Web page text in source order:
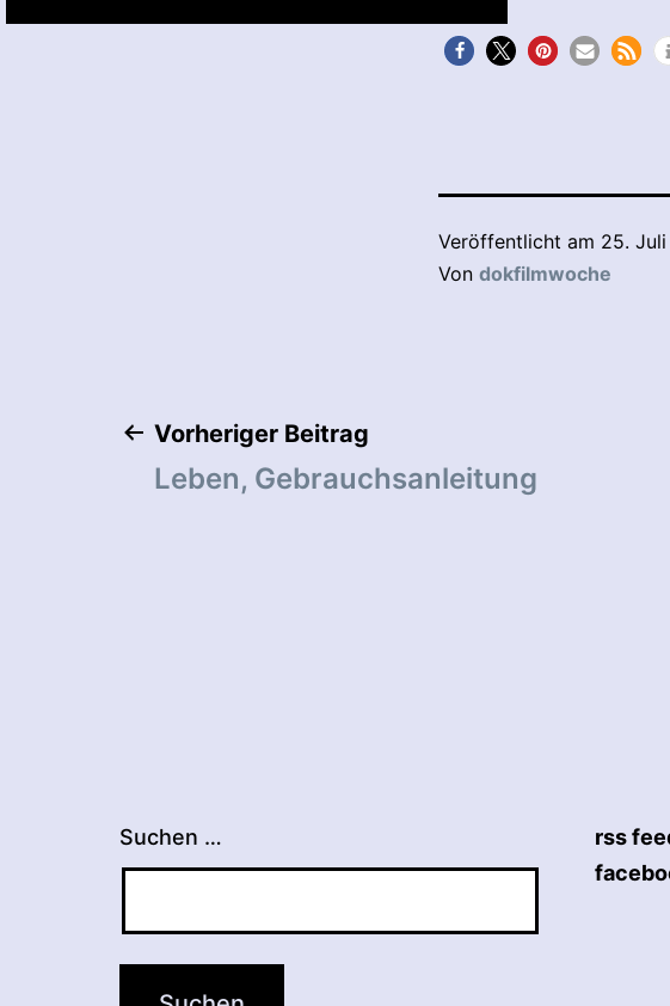
Veröffentlicht am 25.
Von dokfilmwoche
Beitragsnavigation
Vorheriger Beitrag
Leben, Gebrauchsanleitung
Suchen …
rss